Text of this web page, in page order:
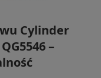
Cylinder
–